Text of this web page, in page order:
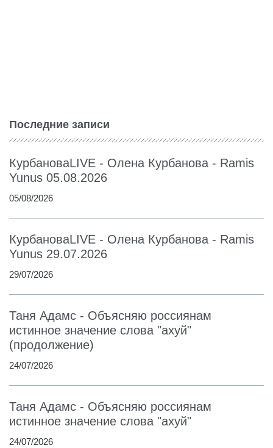
Последние записи
КурбановаLIVE - Олена Курбанова - Ramis
Yunus 05.08.2026
05/08/2026
КурбановаLIVE - Олена Курбанова - Ramis
Yunus 29.07.2026
29/07/2026
Таня Адамс - Объясняю россиянам
истинное значение слова "ахуй"
(продолжение)
24/07/2026
Таня Адамс - Объясняю россиянам
истинное значение слова "ахуй"
24/07/2026